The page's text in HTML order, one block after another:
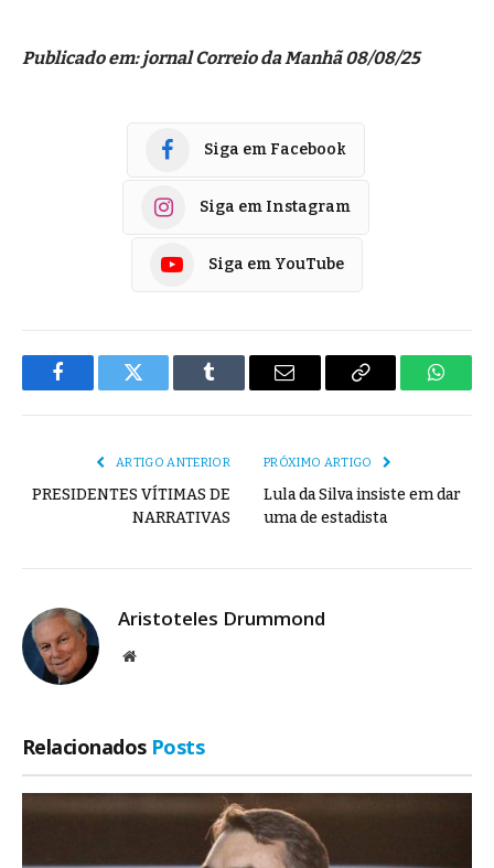
Publicado em: jornal Correio da Manhã 08/08/25
Siga em Facebook
Siga em Instagram
Siga em YouTube
FacebookTwitter Tumblr
E-
Copiar
ARTIGO ANTERIOR
PRESIDENTES VÍTIMAS DE
NARRATIVAS
PRÓXIMO ARTIGO
Lula da Silva insiste em dar
uma de estadista
Aristoteles Drummond
Site
Relacionados Posts